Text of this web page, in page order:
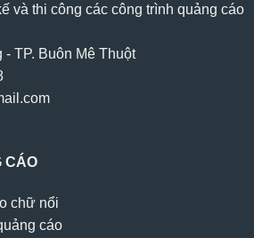
và thi công các công trình quảng cáo
TP. Buôn Mê Thuột
CÁO
chữ nổi
cáo